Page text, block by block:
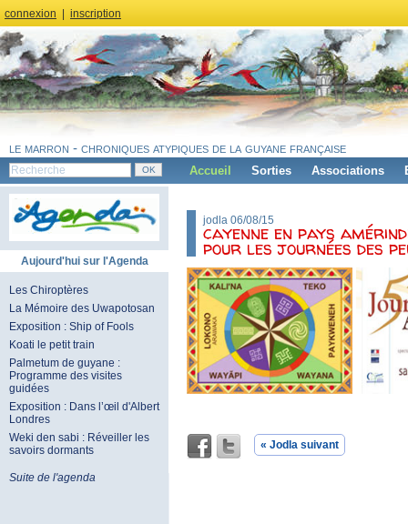
connexion inscription
le marron - chroniques atypiques de la guyane française
Accueil Sorties Associations
Aujourd'hui sur l'Agenda
Les Chiroptères
La Mémoire des Uwapotosan
Exposition : Ship of Fools
Koati le petit train
Palmetum de guyane :
Programme des visites
guidées
Exposition : Dans l’œil d'Albert
Londres
Weki den sabi : Réveiller les
savoirs dormants
Suite de l'agenda
jodla 06/08/15
cayenne en pays
pour les journées des
« Jodla suivant